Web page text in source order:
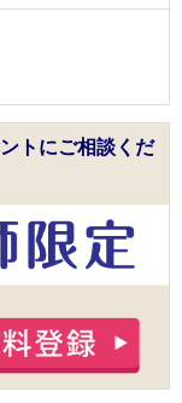
トにご相談くだ